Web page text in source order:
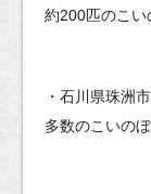
約200匹のこい
・石川県珠洲
多数のこいの